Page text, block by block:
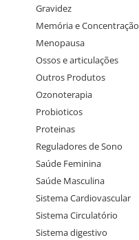
Gravidez
Memória e Concentração
Menopausa
Ossos e articulações
Outros Produtos
Ozonoterapia
Probioticos
Proteinas
Reguladores de Sono
Saúde Feminina
Saúde Masculina
Sistema Cardiovascular
Sistema Circulatório
Sistema digestivo